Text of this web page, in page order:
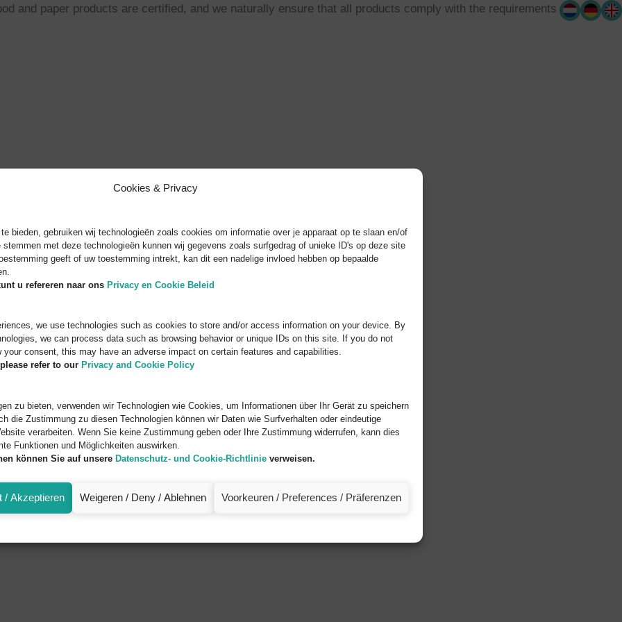
Cookies & Privacy
bieden, gebruiken wij technologieën zoals cookies om informatie over je apparaat op te slaan en/of
stemmen met deze technologieën kunnen wij gegevens zoals surfgedrag of unieke ID's op deze site
geeft of uw toestemming intrekt, kan dit een nadelige invloed hebben op bepaalde
u refereren naar ons Privacy en Cookie Beleid
we use technologies such as cookies to store and/or access information on your device. By
we can process data such as browsing behavior or unique IDs on this site. If you do not
your consent, this may have an adverse impact on certain features and capabilities.
refer to our Privacy and Cookie Policy
zu bieten, verwenden wir Technologien wie Cookies, um Informationen über Ihr Gerät zu speichern
die Zustimmung zu diesen Technologien können wir Daten wie Surfverhalten oder eindeutige
verarbeiten. Wenn Sie keine Zustimmung geben oder Ihre Zustimmung widerrufen, kann dies
Funktionen und Möglichkeiten auswirken.
können Sie auf unsere Datenschutz- und Cookie-Richtlinie verweisen.
/ Akzeptieren Weigeren / Deny / Ablehnen Voorkeuren / Preferences / Präferenzen
and paper products are certified, and we naturally ensure that all products comply with the requirements